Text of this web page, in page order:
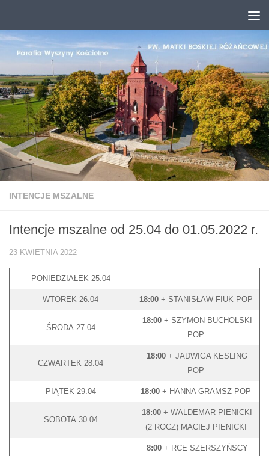
INTENCJE MSZALNE
Intencje mszalne od 25.04 do 01.05.2022 r.
23 KWIETNIA 2022
PONIEDZIAŁEK 25.04
WTOREK 26.04 18:00 + STANISŁAW FIUK POP
ŚRODA 27.04
18:00+ SZYMON BUCHOLSKI
POP
CZWARTEK 28.04
18:00 + JADWIGA KESLING
POP
PIĄTEK 29.04 18:00 + HANNA GRAMSZ POP
SOBOTA 30.04
18:00 + WALDEMAR PIENICKI
(2 ROCZ) MACIEJ PIENICKI
8:00+ RCE SZERSZYŃSCY